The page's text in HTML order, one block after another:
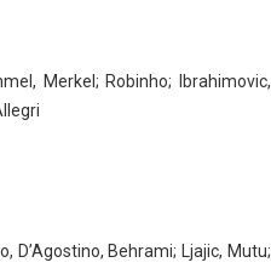
Merkel; Robinho; Ibrahimovic,
D’Agostino, Behrami; Ljajic, Mutu;